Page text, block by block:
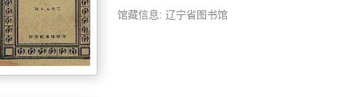
馆藏信息: 辽宁省图书馆